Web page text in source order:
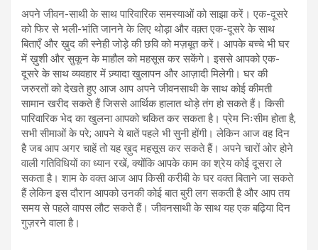
अपने जीवन-साथी के साथ पारिवारिक समस्याओं को साझा करें। एक-दूसरे
को फिर से भली-भांति जानने के लिए थोड़ा और वक़्त एक-दूसरे के साथ
बिताएँ और ख़ुद की स्नेही जोड़े की छवि को मज़बूत करें। आपके बच्चे भी घर
में ख़ुशी और सुकून के माहौल को महसूस कर सकेंगे। इससे आपको एक-
दूसरे के साथ व्यवहार में ज़्यादा खुलापन और आज़ादी मिलेगी। घर की
जरुरतों को देखते हुए आज आप अपने जीवनसाथी के साथ कोई कीमती
सामान खरीद सकते हैं जिससे आर्थिक हालात थोड़े तंग हो सकते हैं। किसी
पारिवारिक भेद का खुलना आपको चकित कर सकता है। प्रेम निःसीम होता है,
सभी सीमाओं के परे; आपने ये बातें पहले भी सुनी होंगी। लेकिन आज वह दिन
है जब आप अगर चाहें तो यह ख़ुद महसूस कर सकते हैं। अपने चारों ओर होने
वाली गतिविधियों का ध्यान रखें, क्योंकि आपके काम का श्रेय कोई दूसरा ले
सकता है। शाम के वक्त आज आप किसी करीबी के घर वक्त बिताने जा सकते
हैं लेकिन इस दौरान आपको उनकी कोई बात बुरी लग सकती है और आप तय
समय से पहले वापस लौट सकते हैं। जीवनसाथी के साथ यह एक बढ़िया दिन
गुज़रने वाला है।